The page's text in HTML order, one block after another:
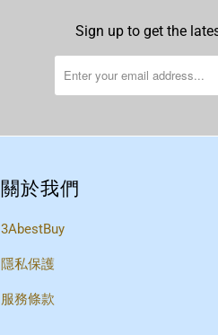
Sign up to get the
關於我們
3AbestBuy
隱私保護
服務條款